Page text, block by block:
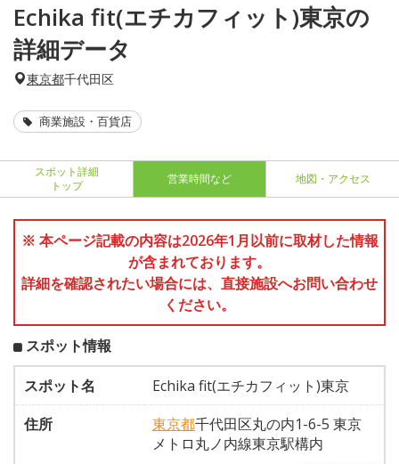
Echika fit(エチカフィット)東京の
詳細データ
東京都千代田区
商業施設・百貨店
スポット詳細
トップ
営業時間など 地図・アクセス
※ 本ページ記載の内容は2026年1月以前に取材した情報
が含まれております。
詳細を確認されたい場合には、直接施設へお問い合わせ
ください。
スポット情報
スポット名
Echika fit(エチカフィット)東京
住所
東京都千代田区丸の内1-6-5 東京
メトロ丸ノ内線東京駅構内